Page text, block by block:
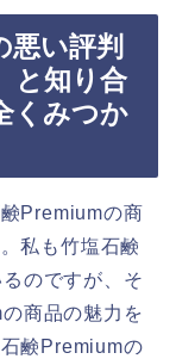
い評判
と知り合
くみつか
Premiumの商
私も竹塩石鹸
のですが、そ
商品の魅力を
鹸Premiumの